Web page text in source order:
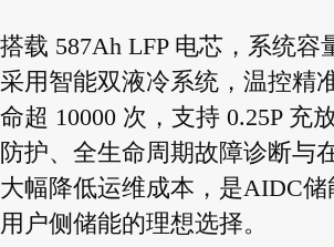
搭载 587Ah LFP 电芯，系统容
采用智能双液冷系统，温控精
命超 10000 次，支持 0.25P 充
防护、全生命周期故障诊断与
大幅降低运维成本，是AIDC储
用户侧储能的理想选择。